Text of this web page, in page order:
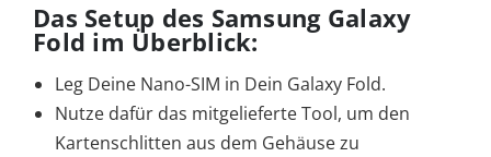
Das Setup des Samsung Galaxy
Fold im Überblick:
Leg Deine Nano-SIM in Dein Galaxy Fold.
Nutze dafür das mitgelieferte Tool, um den
Kartenschlitten aus dem Gehäuse zu